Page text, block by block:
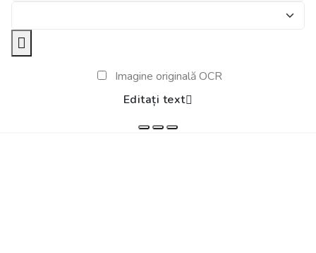
Imagine originală OCR
Editați text